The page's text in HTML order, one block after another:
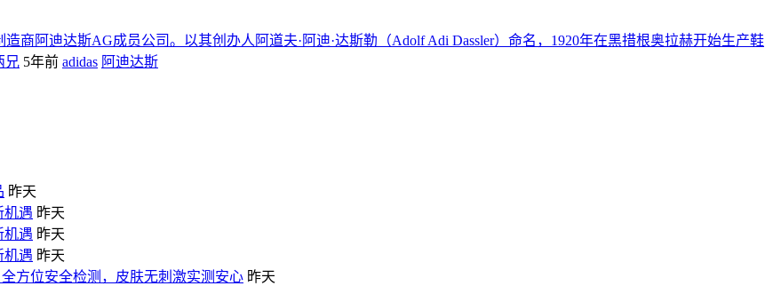
商阿迪达斯AG成员公司。以其创办人阿道夫·阿迪·达斯勒（Adolf Adi Dassler）命名，1920年在黑措根奥拉赫开始生产鞋
兄 5年前 adidas 阿迪达斯
昨天
机遇 昨天
机遇 昨天
机遇 昨天
方位安全检测，皮肤无刺激实测安心 昨天